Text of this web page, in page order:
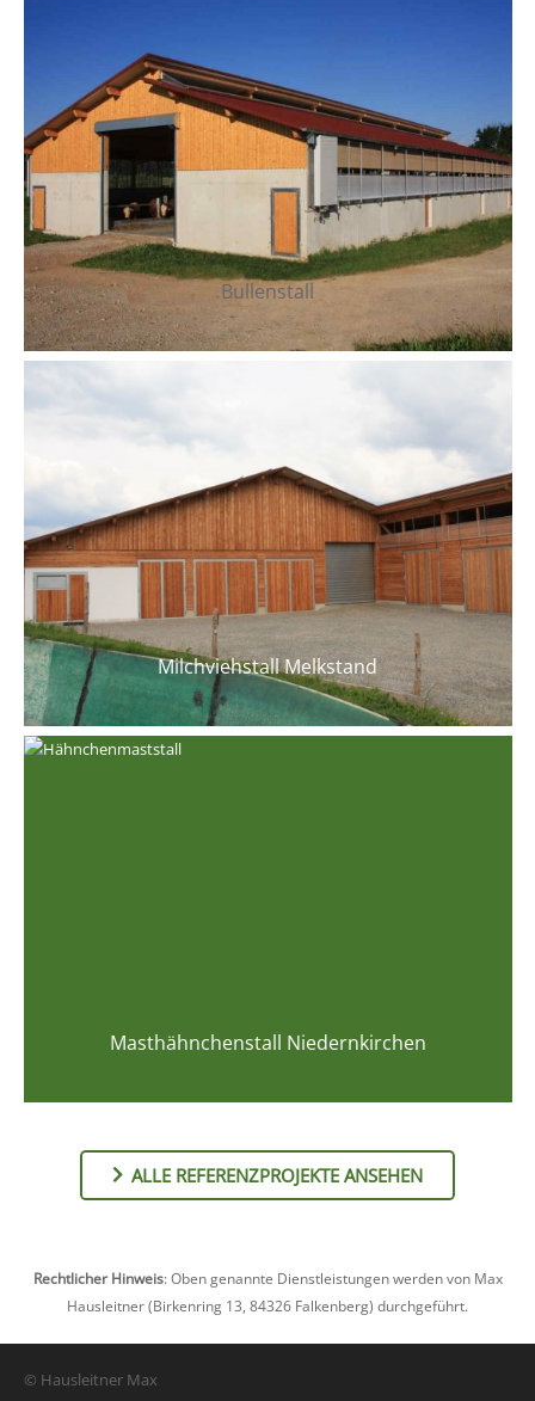
Bullenstall
Milchviehstall Melkstand
Masthähnchenstall Niedernkirchen
ALLE REFERENZPROJEKTE ANSEHEN
Rechtlicher Hinweis: Oben genannte Dienstleistungen werden von Max
Hausleitner (Birkenring 13, 84326 Falkenberg) durchgeführt.
© Hausleitner Max